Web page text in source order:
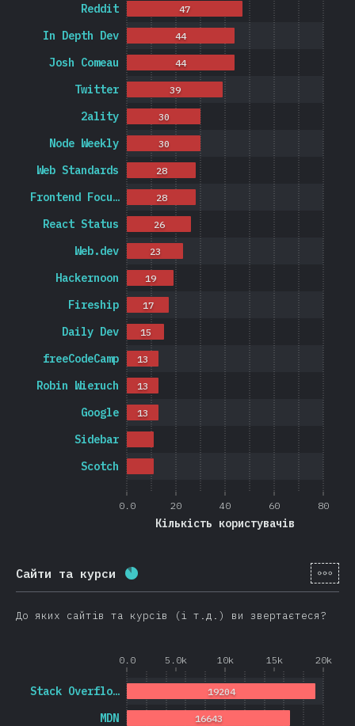
0.0 20 40 60 80
Кількість користувачів
Scotch
Sidebar
Google
Robin Wieruch
freeCodeCamp
Daily Dev
Fireship
Hackernoon
Web.dev
React Status
Frontend Focu…
Web Standards
Node Weekly
2ality
Twitter
Josh Comeau
In Depth Dev
Reddit
13
13
13
15
17
19
23
26
28
28
30
30
39
44
44
47
Сайти та курси Відсоток заповнення: ([ua-
До яких сайтів та курсів (і т.д.) ви звертаєтеся?
0.0 5.0k 10k 15k 20k
MDN
Stack Overflo…
16643
19204